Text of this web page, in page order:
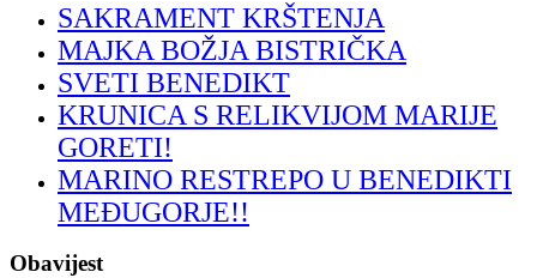
SAKRAMENT KRŠTENJA
MAJKA BOŽJA BISTRIČKA
SVETI BENEDIKT
KRUNICA S RELIKVIJOM MARIJE
GORETI!
MARINO RESTREPO U BENEDIKTI
MEĐUGORJE!!
Obavijest